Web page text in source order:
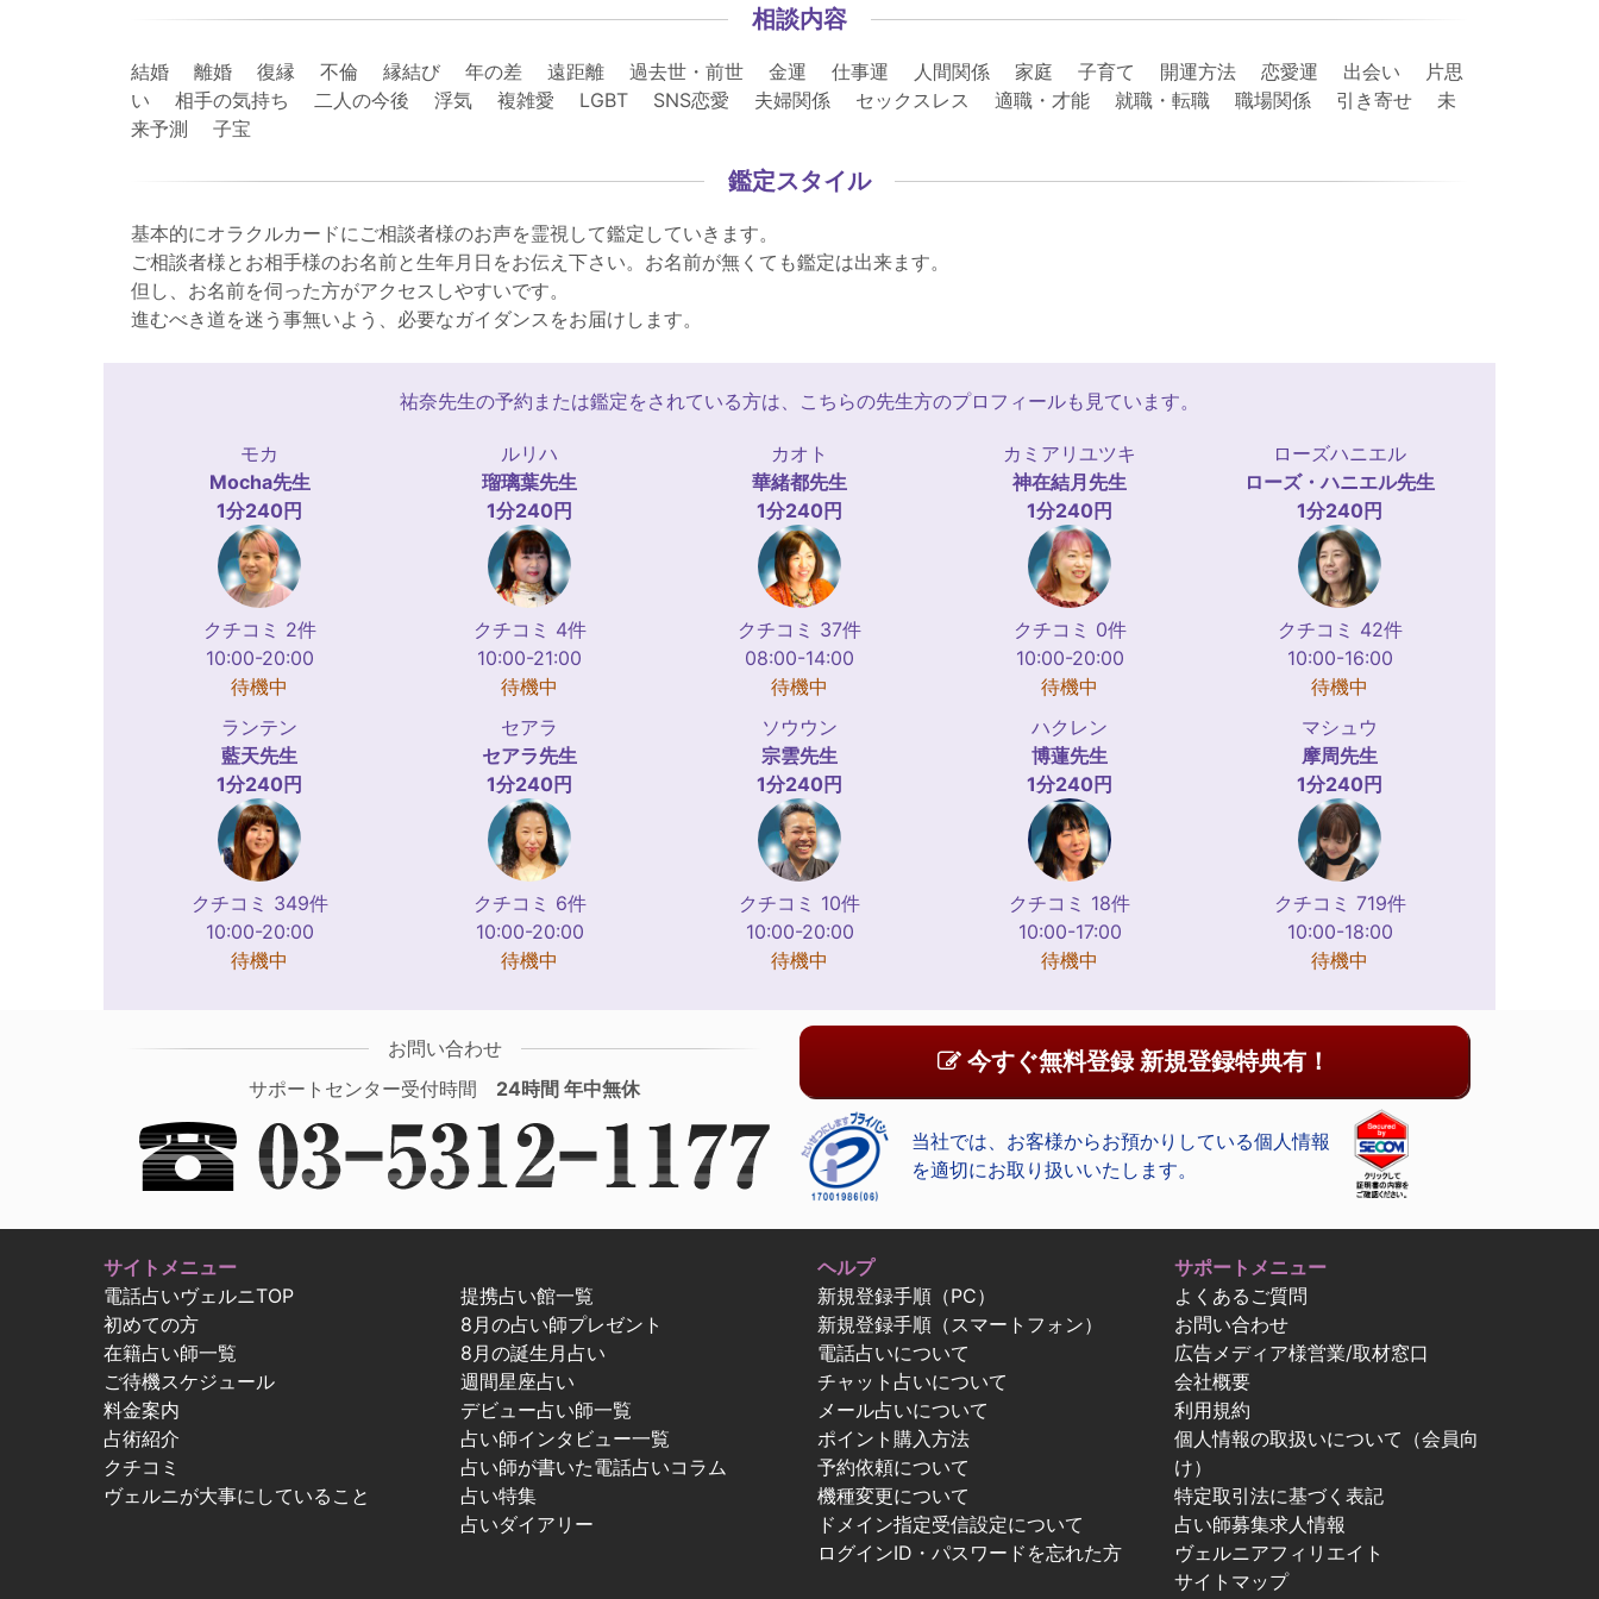
相談内容
結婚 離婚 復縁 不倫 縁結び 年の差 遠距離 過去世・前世 金運 仕事運 人間関係 家庭 子育て 開運方法 恋愛運 出会い 片思
い 相手の気持ち 二人の今後 浮気 複雑愛 LGBT SNS恋愛 夫婦関係 セックスレス 適職・才能 就職・転職 職場関係 引き寄せ 未
来予測 子宝
鑑定スタイル
基本的にオラクルカードにご相談者様のお声を霊視して鑑定していきます。
ご相談者様とお相手様のお名前と生年月日をお伝え下さい。お名前が無くても鑑定は出来ます。
但し、お名前を伺った方がアクセスしやすいです。
進むべき道を迷う事無いよう、必要なガイダンスをお届けします。
祐奈先生の予約または鑑定をされている方は、こちらの先生方のプロフィールも見ています。
モカ
Mocha先生
1分240円
クチコミ 2件
10:00-20:00
待機中
ルリハ
瑠璃葉先生
1分240円
クチコミ 4件
10:00-21:00
待機中
カオト
華緒都先生
1分240円
クチコミ 37件
08:00-14:00
待機中
カミアリユツキ
神在結月 先生
1分240円
クチコミ 0件
10:00-20:00
待機中
ローズハニエル
ローズ・ハニエル先生
1分240円
クチコミ 42件
10:00-16:00
待機中
ランテン
藍天先生
1分240円
クチコミ 349件
10:00-20:00
待機中
セアラ
セアラ先生
1分240円
クチコミ 6件
10:00-20:00
待機中
ソウウン
宗雲先生
1分240円
クチコミ 10件
10:00-20:00
待機中
ハクレン
博蓮先生
1分240円
クチコミ 18件
10:00-17:00
待機中
マシュウ
摩周先生
1分240円
クチコミ 719件
10:00-18:00
待機中
お問い合わせ
サポートセンター受付時間 24時間 年中無休
今すぐ無料登録 新規登録特典有！
当社では、お客様からお預かりしている個人情報
を適切にお取り扱いいたします。
サイトメニュー
電話占いヴェルニTOP
初めての方
在籍占い師一覧
ご待機スケジュール
料金案内
占術紹介
クチコミ
ヴェルニが大事にしていること
提携占い館一覧
8月の占い師プレゼント
8月の誕生月占い
週間星座占い
デビュー占い師一覧
占い師インタビュー一覧
占い師が書いた電話占いコラム
占い特集
占いダイアリー
ヘルプ
新規登録手順（PC）
新規登録手順（スマートフォン）
電話占いについて
チャット占いについて
メール占いについて
ポイント購入方法
予約依頼について
機種変更について
ドメイン指定受信設定について
ログインID・パスワードを忘れた方
サポートメニュー
よくあるご質問
お問い合わせ
広告メディア様営業/取材窓口
会社概要
利用規約
個人情報の取扱いについて（会員向
け）
特定取引法に基づく表記
占い師募集求人情報
ヴェルニアフィリエイト
サイトマップ